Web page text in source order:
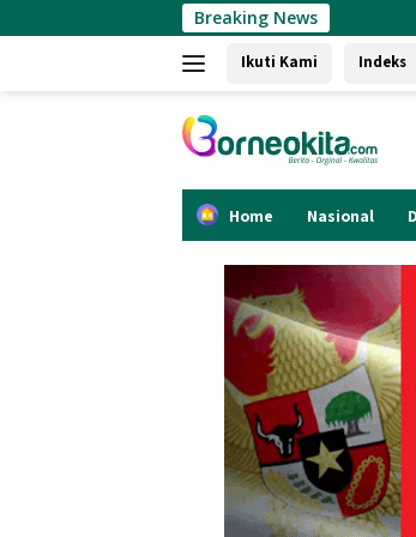
ke
Breaking News
Ikuti Kami Indeks
Home Nasional